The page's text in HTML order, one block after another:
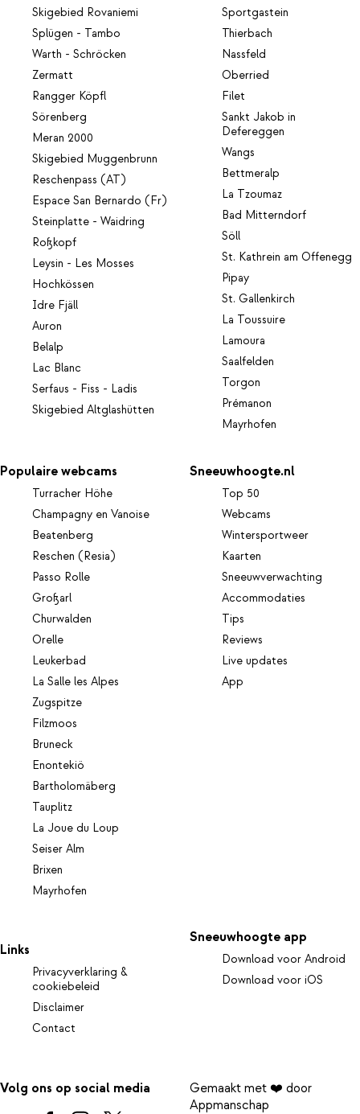
Skigebied Rovaniemi
Splügen - Tambo
Warth - Schröcken
Zermatt
Rangger Köpfl
Sörenberg
Meran 2000
Skigebied Muggenbrunn
Reschenpass (AT)
Espace San Bernardo (Fr)
Steinplatte - Waidring
Roßkopf
Leysin - Les Mosses
Hochkössen
Idre Fjäll
Auron
Belalp
Lac Blanc
Serfaus - Fiss - Ladis
Skigebied Altglashütten
Sportgastein
Thierbach
Nassfeld
Oberried
Filet
Sankt Jakob in
Defereggen
Wangs
Bettmeralp
La Tzoumaz
Bad Mitterndorf
Söll
St. Kathrein am Offenegg
Pipay
St. Gallenkirch
La Toussuire
Lamoura
Saalfelden
Torgon
Prémanon
Mayrhofen
Populaire webcams
Turracher Höhe
Champagny en Vanoise
Beatenberg
Reschen (Resia)
Passo Rolle
Großarl
Churwalden
Orelle
Leukerbad
La Salle les Alpes
Zugspitze
Filzmoos
Bruneck
Enontekiö
Bartholomäberg
Tauplitz
La Joue du Loup
Seiser Alm
Brixen
Mayrhofen
Sneeuwhoogte.nl
Top 50
Webcams
Wintersportweer
Kaarten
Sneeuwverwachting
Accommodaties
Tips
Reviews
Live updates
App
Links
Privacyverklaring &
cookiebeleid
Disclaimer
Contact
Sneeuwhoogte app
Download voor Android
Download voor iOS
Volg ons op social media
Gemaakt met ❤️ door
Appmanschap